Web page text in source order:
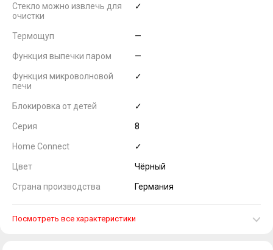
Стекло можно извлечь для
очистки
✓
Термощуп —
Функция выпечки паром —
Функция микроволновой
печи
✓
Блокировка от детей ✓
Серия 8
Home Connect ✓
Цвет Чёрный
Страна производства Германия
Посмотреть все характеристики